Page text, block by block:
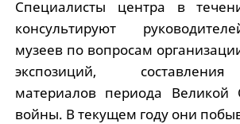
Специалисты центра в
консультируют
музеев по вопросам
экспозиций,
материалов периода Великой
войны. В текущем году они